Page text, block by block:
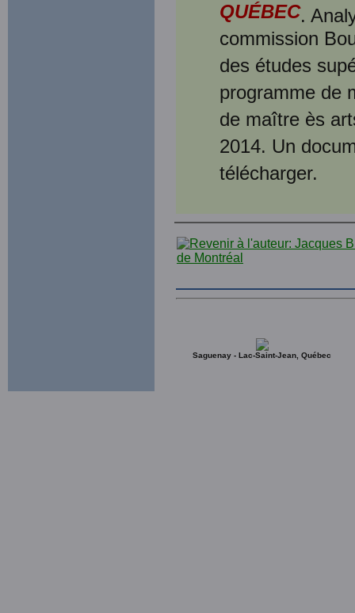
QUÉBEC.
commission
des études
programme de
de maître ès
2014. Un
télécharger.
Saguenay - Lac-Saint-Jean, Québec